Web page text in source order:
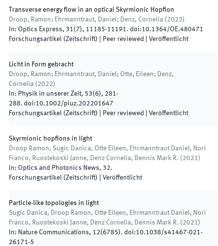
Transverse energy flow in an optical Skyrmionic Hopfion
Droop, Ramon; Ehrmanntraut, Daniel; Denz, Cornelia ( 2023)
In: Optics Express, 31(7), 11185-11191. doi:10.1364/OE.480471
Forschungsartikel (Zeitschrift) | Peer reviewed Veröffentlicht
Licht in Form gebracht
Droop, Ramon; Ehrmanntraut, Daniel; Otte, Eileen; Denz,
Cornelia ( 2022)
In: Physik in unserer Zeit, 53(6), 281-
288. doi:10.1002/piuz.202201647
Forschungsartikel (Zeitschrift) | Peer reviewed Veröffentlicht
Skyrmionic hopfions in light
Droop Ramon, Sugic Danica, Otte Eileen, Ehrmanntraut Daniel, Nori
Franco, Ruostekoski Janne, Denz Cornelia, Dennis Mark R. ( 2021)
In: Optics and Photonics News, 32.
Forschungsartikel (Zeitschrift)
Veröffentlicht
Particle-like topologies in light
Sugic Danica, Droop Ramon, Otte Eileen, Ehrmanntraut Daniel, Nori
Franco, Ruostekoski Janne, Denz Cornelia, Dennis Mark R. ( 2021)
In: Nature Communications, 12(6785). doi:10.1038/s41467-021-
26171-5